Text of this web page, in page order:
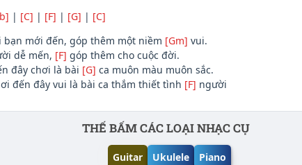
| [C] | [F] | [G] | [C]
bạn mới đến, góp thêm một niềm [Gm] vui.
dễ mến, [F] góp thêm cho cuộc đời.
đây chơi là bài [G] ca muôn màu muôn sắc.
đến đây vui là bài ca thắm thiết tình [F] người
THẾ BẤM CÁC LOẠI NHẠC CỤ
Guitar Ukulele Piano